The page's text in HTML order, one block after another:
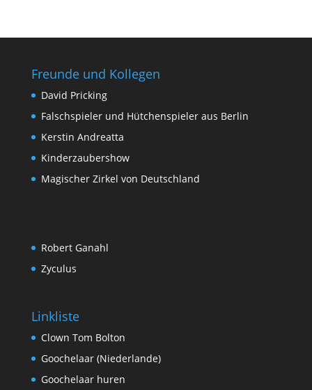
Freunde und Kollegen
David Pricking
Falschspieler und Hütchenspieler aus Berlin
Kerstin Andreatta
Kinderzaubershow
Magischer Zirkel von Deutschland
Robert Ganahl
Zyculus
Linkliste
Clown Tom Bolton
Goochelaar (Niederlande)
Goochelaar huren